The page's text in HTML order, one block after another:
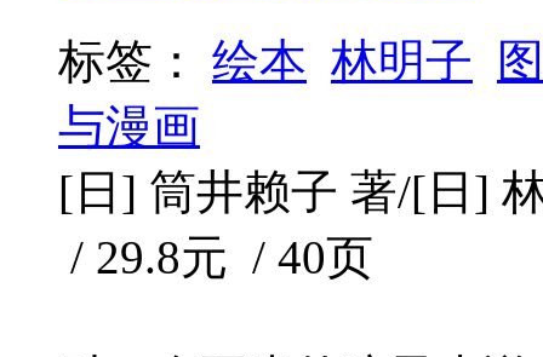
标签： 绘本 林明子
与漫画
[日] 筒井赖子 著/[日]
/ 29.8元 / 40页